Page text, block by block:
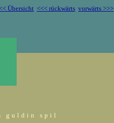
Übersicht <<< rückwärts vorwärts >>>
guldin spil